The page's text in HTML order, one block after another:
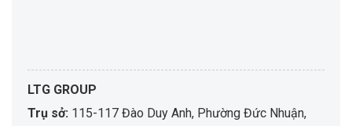
LTG GROUP
Trụ sở: 115-117 Đào Duy Anh, Phường Đức Nhuận,